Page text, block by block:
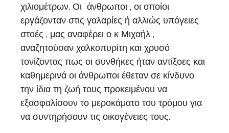
χιλιομέτρων. Οι άνθρωποι , οι οποίοι
εργάζονταν στις γαλαρίες ή αλλιώς υπόγειες
στοές , μας αναφέρει ο κ Μιχαήλ ,
αναζητούσαν χαλκοπυρίτη και χρυσό
τονίζοντας πως οι συνθήκες ήταν αντίξοες και
καθημερινά οι άνθρωποι έθεταν σε κίνδυνο
την ίδια τη ζωή τους προκειμένου να
εξασφαλίσουν το μεροκάματο του τρόμου για
να συντηρήσουν τις οικογένειες τους.